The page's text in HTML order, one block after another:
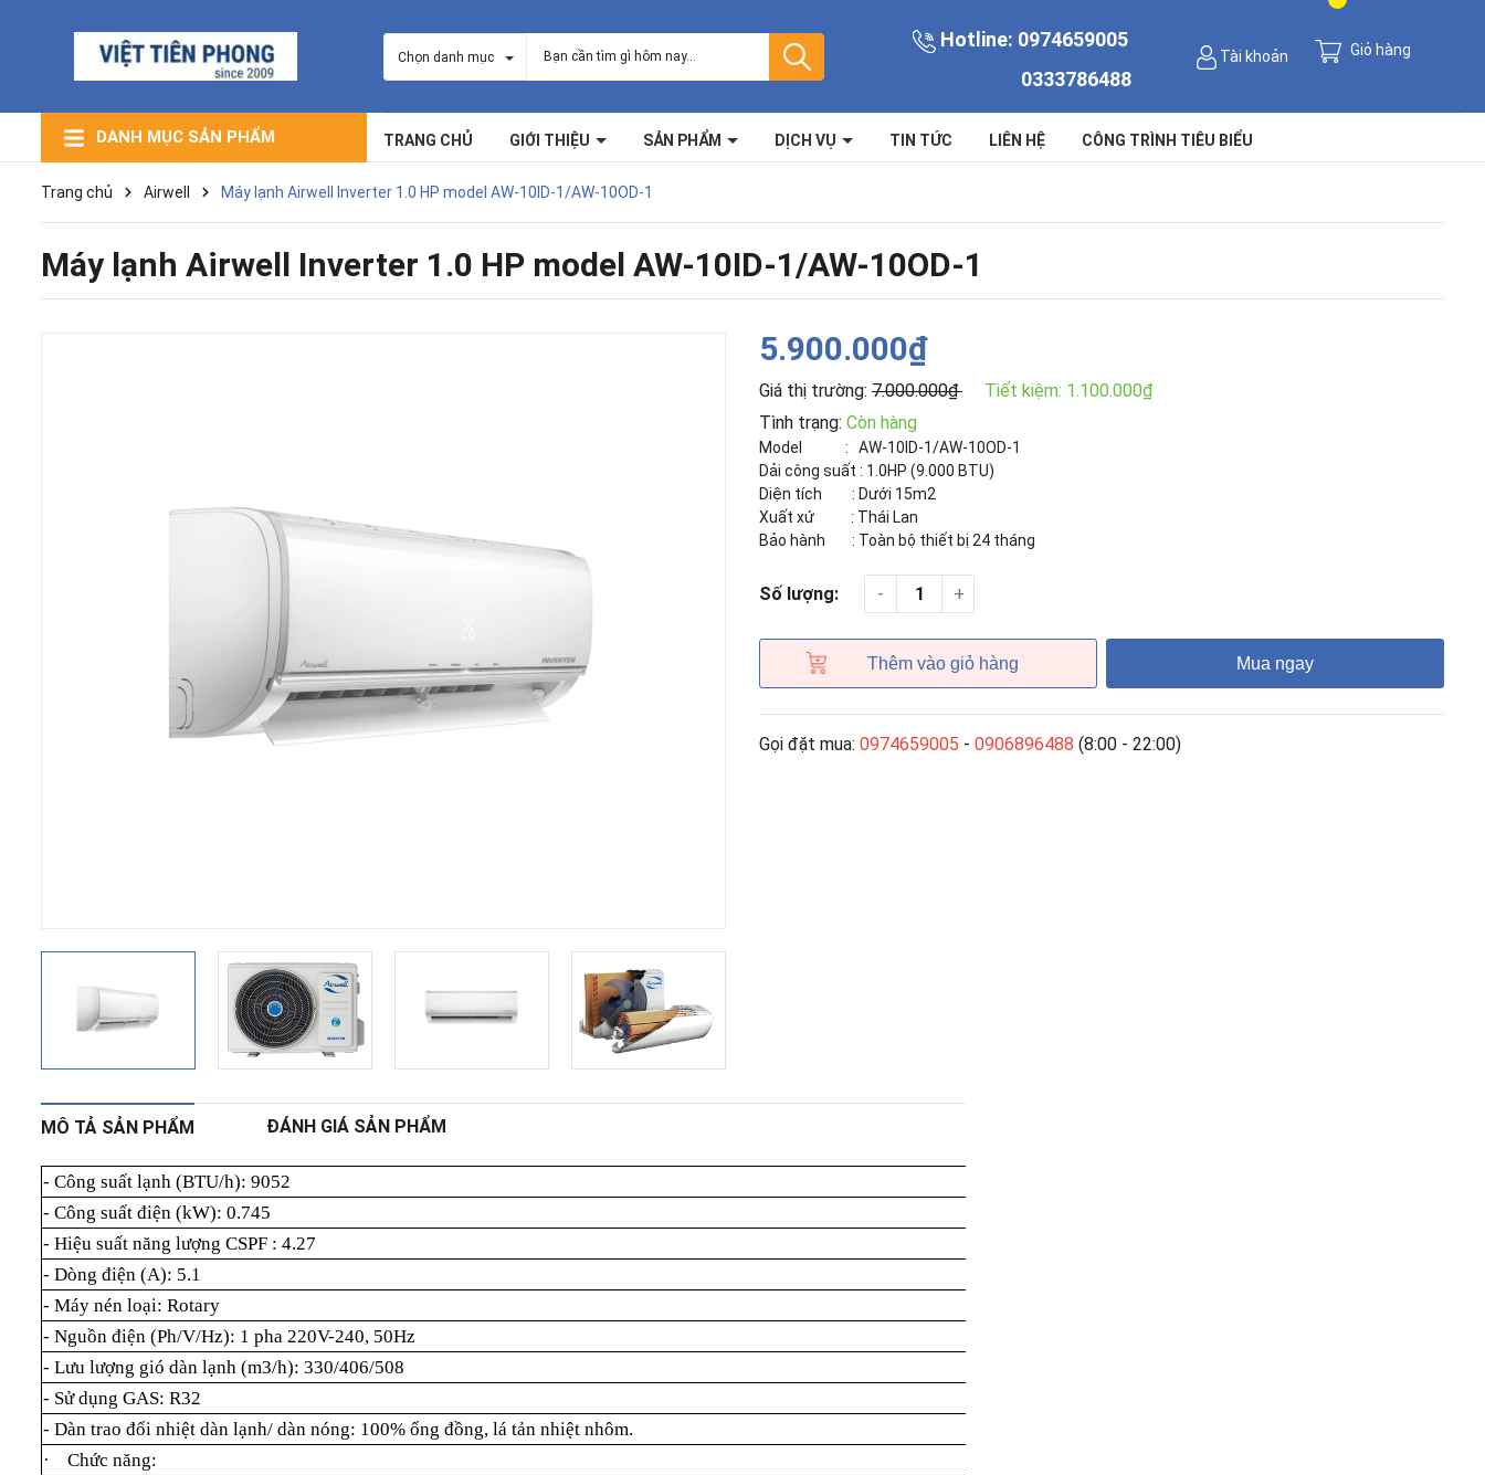
Chọn danh mục
Hotline: 0974659005
0333786488
Tài khoản Giỏ hàng
DANH MỤC SẢN PHẨM TRANG CHỦ GIỚI THIỆU SẢN PHẨM DỊCH VỤ TIN TỨC LIÊN HỆ CÔNG TRÌNH TIÊU BIỂU
Trang chủ Airwell Máy lạnh Airwell Inverter 1.0 HP model AW-10ID-1/AW-10OD-1
Máy lạnh Airwell Inverter 1.0 HP model AW-10ID-1/AW-10OD-1
5.900.000₫
Giá thị trường: 7.000.000₫ Tiết kiệm: 1.100.000₫
Tình trạng: Còn hàng
Model : AW-10ID-1/AW-10OD-1
Dải công suất : 1.0HP (9.000 BTU)
Diện tích : Dưới 15m2
Xuất xứ : Thái Lan
Bảo hành : Toàn bộ thiết bị 24 tháng
Số lượng: - +
Thêm vào giỏ hàng Mua ngay
Gọi đặt mua: 0974659005 - 0906896488 (8:00 - 22:00)
MÔ TẢ SẢN PHẨM ĐÁNH GIÁ SẢN PHẨM
- Công suất lạnh (BTU/h): 9052
- Công suất điện (kW): 0.745
- Hiệu suất năng lượng CSPF : 4.27
- Dòng điện (A): 5.1
- Máy nén loại: Rotary
- Nguồn điện (Ph/V/Hz): 1 pha 220V-240, 50Hz
- Lưu lượng gió dàn lạnh (m3/h): 330/406/508
- Sử dụng GAS: R32
- Dàn trao đổi nhiệt dàn lạnh/ dàn nóng: 100% ống đồng, lá tản nhiệt nhôm.
·
Chức năng: